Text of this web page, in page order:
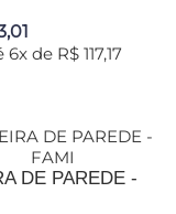
de R$ 117,17
DE PAREDE -